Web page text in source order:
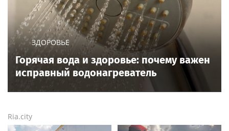
ЗДОРОВЬЕ
Горячая вода и здоровье: почему важен
исправный водонагреватель
Ria.city